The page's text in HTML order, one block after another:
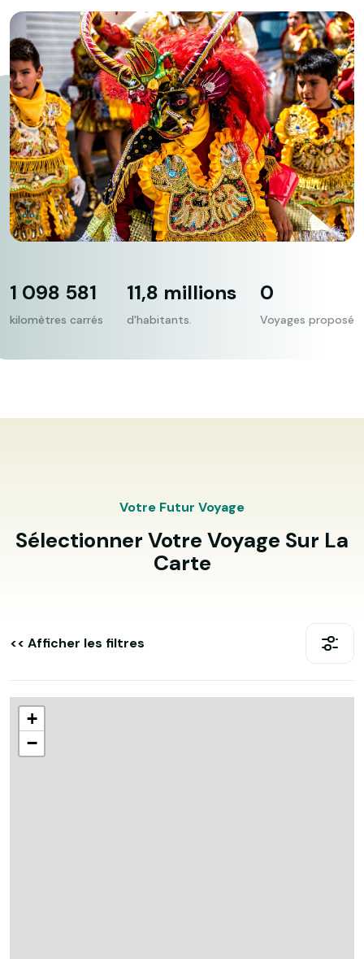
1 098 581
kilomètres carrés
11,8 millions
d'habitants.
0
Voyages proposé
Votre Futur Voyage
Sélectionner Votre Voyage Sur La
Carte
<< Afficher les filtres
+
−